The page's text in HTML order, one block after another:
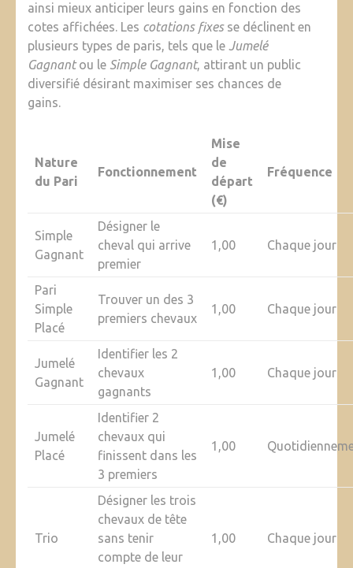
ainsi mieux anticiper leurs gains en fonction des
cotes affichées. Les cotations fixesse déclinent en
plusieurs types de paris, tels que le Jumelé
Gagnantou le Simple Gagnant, attirant un public
diversifié désirant maximiser ses chances de
gains.
Nature
du Pari
Fonctionnement
Mise
de
départ
(€)
Fréquence
Simple
Gagnant
Désigner le
cheval qui arrive
premier
1,00 Chaque jour
Pari
Simple
Placé
Trouver un des 3
premiers chevaux
1,00 Chaque jour
Jumelé
Gagnant
Identifier les 2
chevaux
gagnants
1,00 Chaque jour
Jumelé
Placé
Identifier 2
chevaux qui
finissent dans les
3 premiers
1,00
Trio
Désigner les trois
chevaux de tête
sans tenir
compte de leur
1,00 Chaque jour